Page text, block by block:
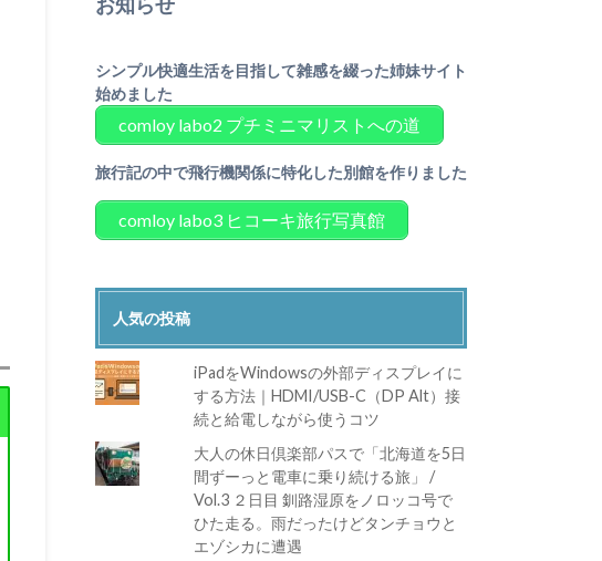
シンプル快適生活を目指して雑感を綴った姉妹サイト
始めました
comloy labo2 プチミニマリストへの道
旅行記の中で飛行機関係に特化した別館を作りました
comloy labo3 ヒコーキ旅行写真館
人気の投稿
iPadをWindowsの外部ディスプレイに
する方法｜HDMI/USB-C（DP Alt）接
続と給電しながら使うコツ
大人の休日倶楽部パスで「北海道を5日
間ずーっと電車に乗り続ける旅」 /
Vol.3 ２日目 釧路湿原をノロッコ号で
ひた走る。雨だったけどタンチョウと
エゾシカに遭遇